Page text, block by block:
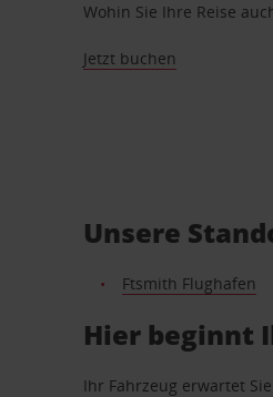
Wohin Sie Ihre Reise
Jetzt buchen
Unsere
Ftsmith Flughafen
Hier beginnt
Ihr Fahrzeug erwartet